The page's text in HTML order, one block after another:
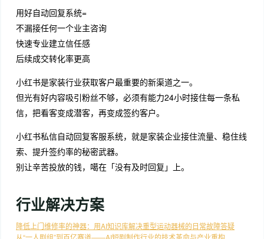
用好自动回复系统=
不漏接任何一个业主咨询
快速专业建立信任感
后续成交转化率更高
小红书是家装行业获取客户最重要的新渠道之一。
但光有好内容吸引粉丝不够，必须有能力24小时接住每一条私
信，把看客变成潜客，再变成签约客户。
小红书私信自动回复客服系统，就是家装企业接住流量、稳住线
索、提升签约率的秘密武器。
别让辛苦投放的钱，噶在「没有及时回复」上。
行业解决方案
降低上门维修率的神器：用AI知识库解决重型运动器械的日常故障答疑
从“一人剧组”到百亿赛道——AI短剧制作行业的技术革命与产业重构